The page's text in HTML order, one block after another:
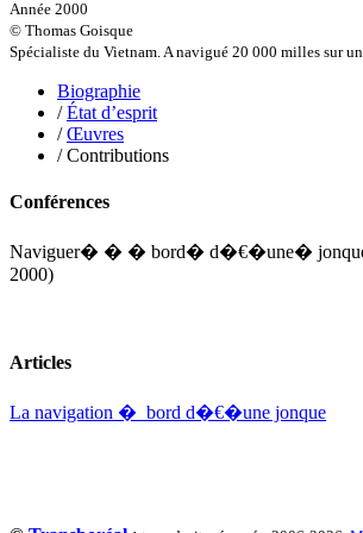
Manoukian Patrick
Marcel Patrick
Mathé Brian
Mathieu Sandra
Miollis Bertrand de
Mittelette Eddie
Mouginet Xavier
Muller Victor
Nodet Philippe
Pastureau Jean
Année 2000
© Thomas Goisque
Spécialiste du Vietnam. A navigué 20 000 milles sur
Biographie
/État d’esprit
/Œuvres
/ Contributions
Conférences
Naviguer� � � bord� d�€�une�
2000)
Articles
La navigation � bord d�€�une jonque